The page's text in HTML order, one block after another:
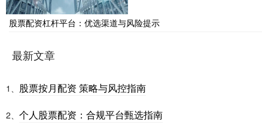
股票配资杠杆平台：优选渠道与风险提示
最新文章
1、 股票按月配资 策略与风控指南
2、 个人股票配资：合规平台甄选指南